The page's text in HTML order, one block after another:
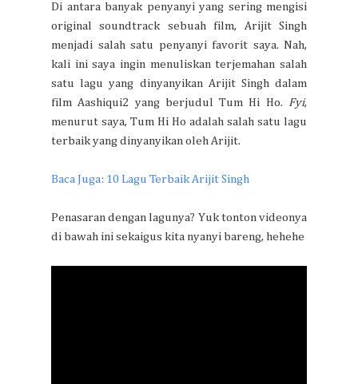
Di antara banyak penyanyi yang sering mengisi
original soundtrack sebuah film, Arijit Singh
menjadi salah satu penyanyi favorit saya. Nah,
kali ini saya ingin menuliskan terjemahan salah
satu lagu yang dinyanyikan Arijit Singh dalam
film Aashiqui2 yang berjudul Tum Hi Ho. Fyi,
menurut saya, Tum Hi Ho adalah salah satu lagu
terbaik yang dinyanyikan oleh Arijit.
Baca Juga: 10 Lagu Terbaik Arijit Singh
Penasaran dengan lagunya? Yuk tonton videonya
di bawah ini sekaigus kita nyanyi bareng, hehehe